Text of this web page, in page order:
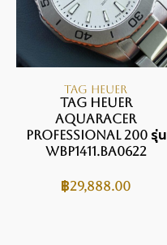
TAG HEUER
Tag Heuer
Aquaracer
Professional 200 รุ่น
WBP1411.BA0622
฿29,888.00